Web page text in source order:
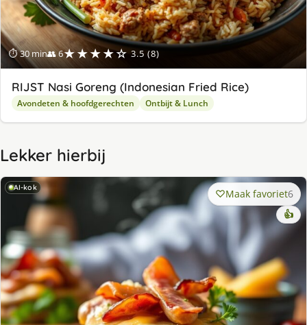
⏱ 30 min👥 6★★★★☆ 3.5 (8)
RIJST Nasi Goreng (Indonesian Fried Rice)
Avondeten & hoofdgerechten Ontbijt & Lunch
Lekker hierbij
AI-kok Maak favoriet6
👍